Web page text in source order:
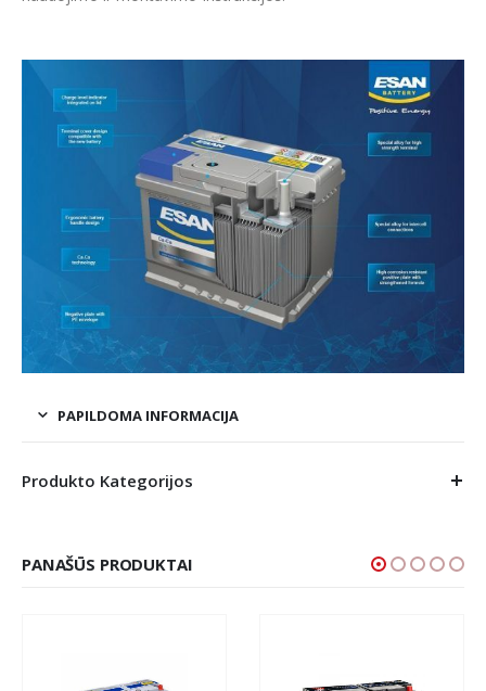
PAPILDOMA INFORMACIJA
Produkto Kategorijos
PANAŠŪS PRODUKTAI